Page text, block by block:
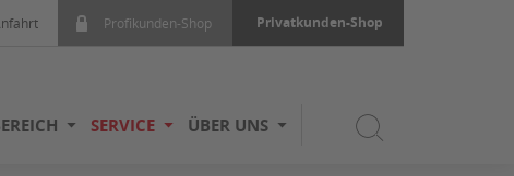
Profikunden-Shop Privatkunden-Shop
SERVICE ÜBER UNS